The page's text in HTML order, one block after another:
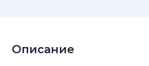
Описание